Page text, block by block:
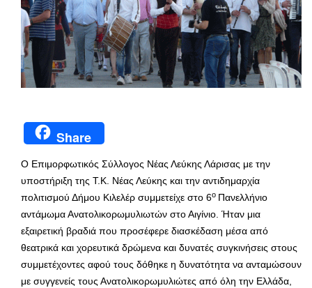
Share
O Επιμορφωτικός Σύλλογος Νέας Λεύκης Λάρισας με την
υποστήριξη της Τ.Κ. Νέας Λεύκης και την αντιδημαρχία
πολιτισμού Δήμου Κιλελέρ συμμετείχε στο 6ο Πανελλήνιο
αντάμωμα Ανατολικορωμυλιωτών στο Αιγίνιο. Ήταν μια
εξαιρετική βραδιά που προσέφερε διασκέδαση μέσα από
θεατρικά και χορευτικά δρώμενα και δυνατές συγκινήσεις στους
συμμετέχοντες αφού τους δόθηκε η δυνατότητα να ανταμώσουν
με συγγενείς τους Ανατολικορωμυλιώτες από όλη την Ελλάδα,